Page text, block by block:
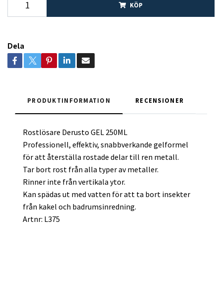
KÖP
Dela
PRODUKTINFORMATION RECENSIONER
Rostlösare Derusto GEL 250ML
Professionell, effektiv, snabbverkande gelformel
för att återställa rostade delar till ren metall.
Tar bort rost från alla typer av metaller.
Rinner inte från vertikala ytor.
Kan spädas ut med vatten för att ta bort insekter
från kakel och badrumsinredning.
Artnr: L375